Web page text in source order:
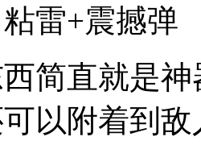
雷+震撼弹
简直就是
以附着到